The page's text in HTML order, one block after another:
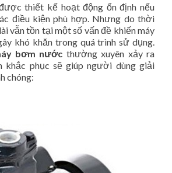
thiết kế hoạt động ổn định nếu
điều kiện phù hợp. Nhưng do thời
vẫn tồn tại một số vấn đề khiến máy
khó khăn trong quá trình sử dụng.
bơm nước thường xuyên xảy ra
khắc phục sẽ giúp người dùng giải
chóng: